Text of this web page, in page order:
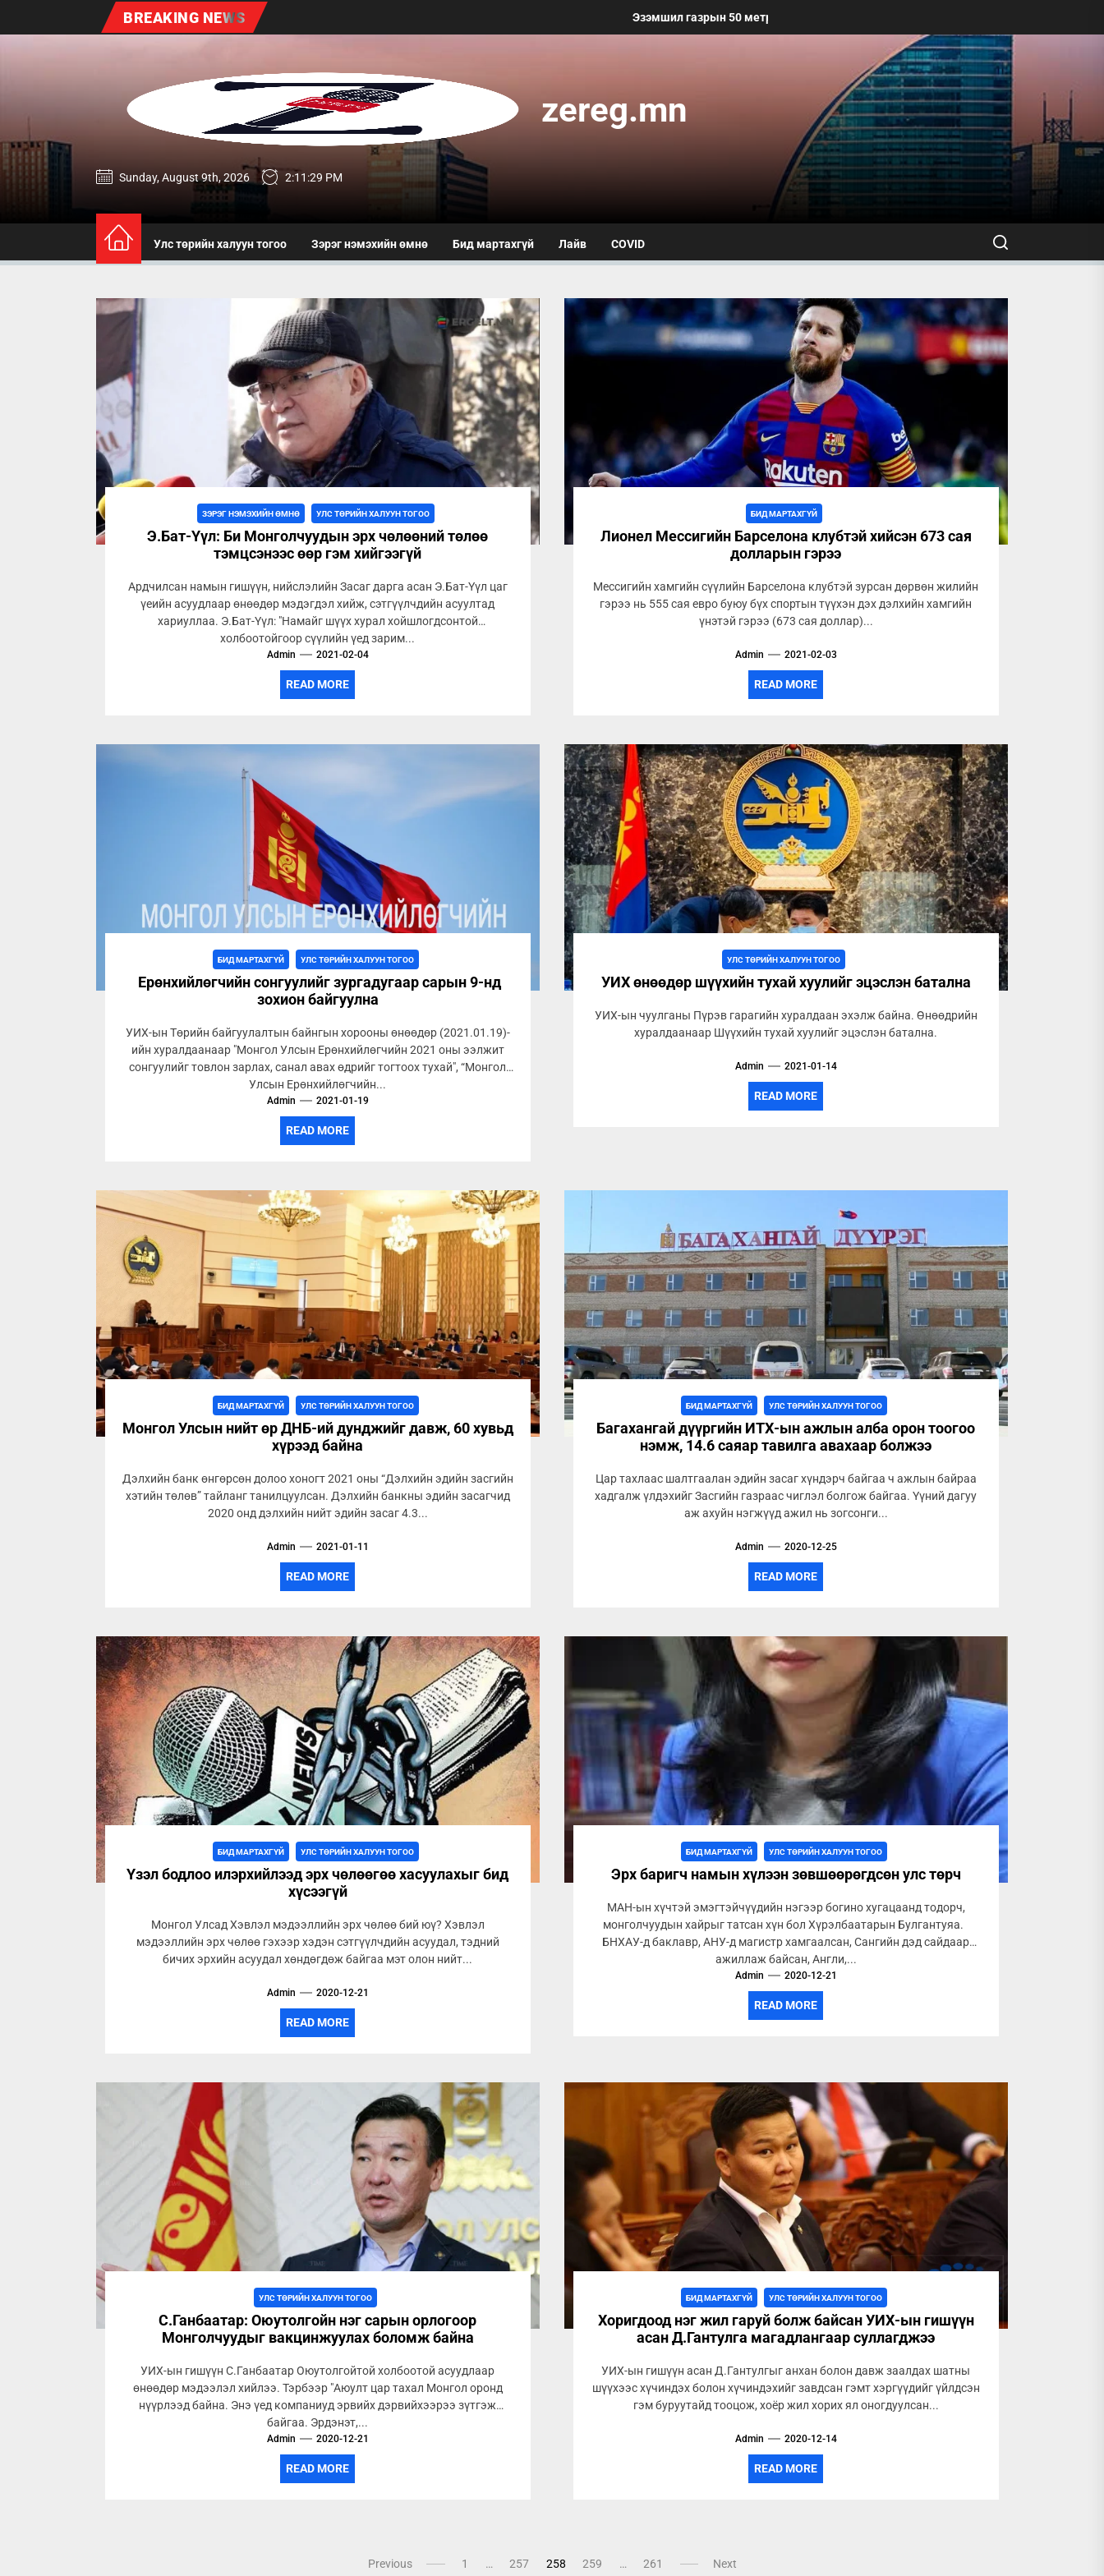
BREAKING NEWS Эзэмшил газрын 50 метр хүртэлх талбайг угааж, өнгө үзэмжийг сайжруулахыг уриалжээ
zereg.mn
zereg.mn
Sunday, August 9th, 2026 2:11:30 PM
Улс төрийн халуун тогоо Зэрэг нэмэхийн өмнө Бид мартахгүй Лайв COVID
ЗЭРЭГ НЭМЭХИЙН ӨМНӨ УЛС ТӨРИЙН ХАЛУУН ТОГОО
Э.Бат-Үүл: Би Монголчуудын эрх чөлөөний төлөө
тэмцсэнээс өөр гэм хийгээгүй
Ардчилсан намын гишүүн, нийслэлийн Засаг дарга асан Э.Бат-Үүл цаг
үеийн асуудлаар өнөөдөр мэдэгдэл хийж, сэтгүүлчдийн асуултад
хариуллаа. Э.Бат-Үүл: "Намайг шүүх хурал хойшлогдсонтой
холбоотойгоор сүүлийн үед зарим...
Admin 2021-02-04
READ MORE
БИД МАРТАХГҮЙ
Лионел Мессигийн Барселона клубтэй хийсэн 673 сая
долларын гэрээ
Мессигийн хамгийн сүүлийн Барселона клубтэй зурсан дөрвөн жилийн
гэрээ нь 555 сая евро буюу бүх спортын түүхэн дэх дэлхийн хамгийн
үнэтэй гэрээ (673 сая доллар)...
Admin 2021-02-03
READ MORE
БИД МАРТАХГҮЙ УЛС ТӨРИЙН ХАЛУУН ТОГОО
Ерөнхийлөгчийн сонгуулийг зургадугаар сарын 9-нд
зохион байгуулна
УИХ-ын Төрийн байгуулалтын байнгын хорооны өнөөдөр (2021.01.19)-
ийн хуралдаанаар "Монгол Улсын Ерөнхийлөгчийн 2021 оны ээлжит
сонгуулийг товлон зарлах, санал авах өдрийг тогтоох тухай", “Монгол
Улсын Ерөнхийлөгчийн...
Admin 2021-01-19
READ MORE
УЛС ТӨРИЙН ХАЛУУН ТОГОО
УИХ өнөөдөр шүүхийн тухай хуулийг эцэслэн батална
УИХ-ын чуулганы Пүрэв гарагийн хуралдаан эхэлж байна. Өнөөдрийн
хуралдаанаар Шүүхийн тухай хуулийг эцэслэн батална.
Admin 2021-01-14
READ MORE
БИД МАРТАХГҮЙ УЛС ТӨРИЙН ХАЛУУН ТОГОО
Монгол Улсын нийт өр ДНБ-ий дунджийг давж, 60 хувьд
хүрээд байна
Дэлхийн банк өнгөрсөн долоо хоногт 2021 оны “Дэлхийн эдийн засгийн
хэтийн төлөв” тайланг танилцуулсан. Дэлхийн банкны эдийн засагчид
2020 онд дэлхийн нийт эдийн засаг 4.3...
Admin 2021-01-11
READ MORE
БИД МАРТАХГҮЙ УЛС ТӨРИЙН ХАЛУУН ТОГОО
Багахангай дүүргийн ИТХ-ын ажлын алба орон тоогоо
нэмж, 14.6 саяар тавилга авахаар болжээ
Цар тахлаас шалтгаалан эдийн засаг хүндэрч байгаа ч ажлын байраа
хадгалж үлдэхийг Засгийн газраас чиглэл болгож байгаа. Үүний дагуу
аж ахуйн нэгжүүд ажил нь зогсонги...
Admin 2020-12-25
READ MORE
БИД МАРТАХГҮЙ УЛС ТӨРИЙН ХАЛУУН ТОГОО
Үзэл бодлоо илэрхийлээд эрх чөлөөгөө хасуулахыг бид
хүсээгүй
Монгол Улсад Хэвлэл мэдээллийн эрх чөлөө бий юү? Хэвлэл
мэдээллийн эрх чөлөө гэхээр хэдэн сэтгүүлчдийн асуудал, тэдний
бичих эрхийн асуудал хөндөгдөж байгаа мэт олон нийт...
Admin 2020-12-21
READ MORE
БИД МАРТАХГҮЙ УЛС ТӨРИЙН ХАЛУУН ТОГОО
Эрх баригч намын хүлээн зөвшөөрөгдсөн улс төрч
МАН-ын хүчтэй эмэгтэйчүүдийн нэгээр богино хугацаанд тодорч,
монголчуудын хайрыг татсан хүн бол Хүрэлбаатарын Булгантуяа.
БНХАУ-д баклавр, АНУ-д магистр хамгаалсан, Сангийн дэд сайдаар
ажиллаж байсан, Англи,...
Admin 2020-12-21
READ MORE
УЛС ТӨРИЙН ХАЛУУН ТОГОО
С.Ганбаатар: Оюутолгойн нэг сарын орлогоор
Монголчуудыг вакцинжуулах боломж байна
УИХ-ын гишүүн С.Ганбаатар Оюутолгойтой холбоотой асуудлаар
өнөөдөр мэдээлэл хийлээ. Тэрбээр "Аюулт цар тахал Монгол оронд
нүүрлээд байна. Энэ үед компаниуд эрвийх дэрвийхээрээ зүтгэж
байгаа. Эрдэнэт,...
Admin 2020-12-21
READ MORE
БИД МАРТАХГҮЙ УЛС ТӨРИЙН ХАЛУУН ТОГОО
Хоригдоод нэг жил гаруй болж байсан УИХ-ын гишүүн
асан Д.Гантулга магадлангаар суллагджээ
УИХ-ын гишүүн асан Д.Гантулгыг анхан болон давж заалдах шатны
шүүхээс хүчиндэх болон хүчиндэхийг завдсан гэмт хэргүүдийг үйлдсэн
гэм буруутайд тооцож, хоёр жил хорих ял оногдуулсан...
Admin 2020-12-14
READ MORE
Previous 1 … 257 258 259 … 261 Next